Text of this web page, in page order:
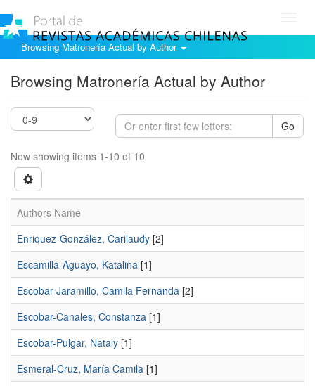
Browsing Matronería Actual by Author
Browsing Matronería Actual by Author
Go
Now showing items 1-10 of 10
Authors Name
Enriquez-González, Carilaudy [2]
Escamilla-Aguayo, Katalina [1]
Escobar Jaramillo, Camila Fernanda [2]
Escobar-Canales, Constanza [1]
Escobar-Pulgar, Nataly [1]
Esmeral-Cruz, María Camila [1]